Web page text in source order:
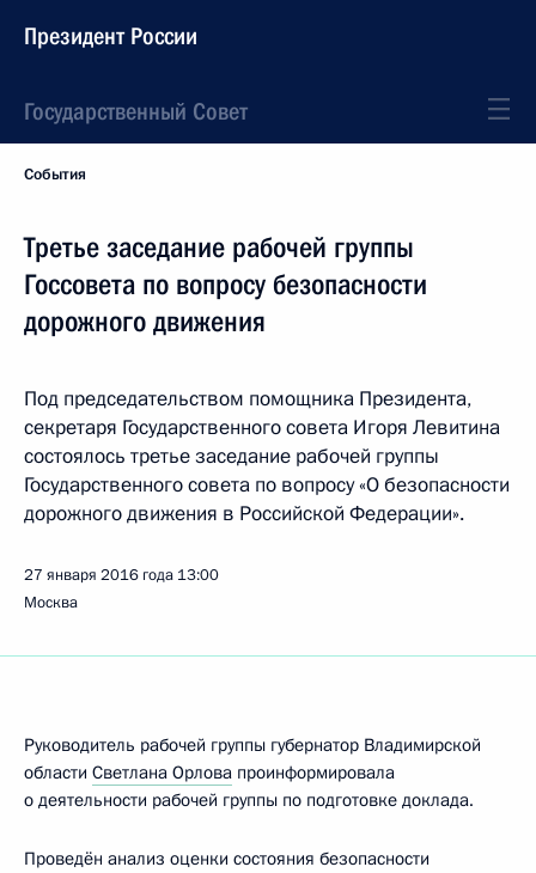
Президент России
Государственный Совет
События
Третье заседание рабочей группы
Госсовета по вопросу безопасности
дорожного движения
Под председательством помощника Президента,
секретаря Государственного совета Игоря Левитина
состоялось третье заседание рабочей группы
Государственного совета по вопросу «О безопасности
дорожного движения в Российской Федерации».
27 января 2016 года 13:00
Москва
Руководитель рабочей группы губернатор Владимирской
области Светлана Орлова проинформировала
о деятельности рабочей группы по подготовке доклада.
Проведён анализ оценки состояния безопасности